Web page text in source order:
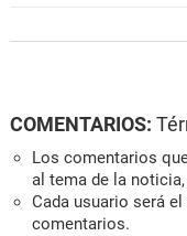
COMENTARIOS:
Los comentarios
al tema de la
Cada usuario será
comentarios.